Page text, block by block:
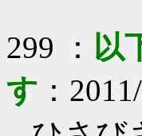
299 ： 以
す ：